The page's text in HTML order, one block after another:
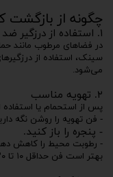
چگونه از
۱. استفاده از درزگیر ضد کپک
در فضاهای مرطوب مانند
سینک، استفاده از
می‌شود.
۲. تهویه مناسب
پس از استحمام یا استفاده
- فن تهویه را روشن نگه
- پنجره را باز کنید.
- رطوبت محیط را کاهش
بهتر است فن حداقل ۱۰ تا ۲۰ دقیقه پس از استحمام روشن بماند.